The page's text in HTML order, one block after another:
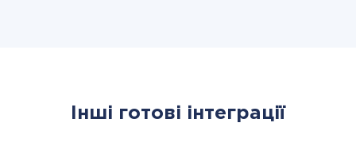
Інші готові інтеграції